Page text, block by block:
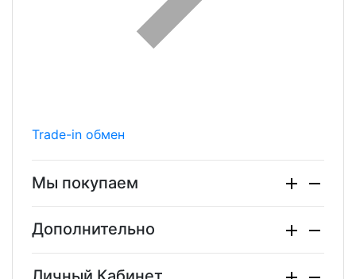
Trade-in обмен
Мы покупаем
Дополнительно